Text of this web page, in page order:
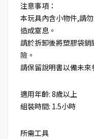
注意事項：
本玩具內含小物件,請
造成窒息。
請於拆卸後將塑膠袋
險。
請保留說明書以備未來
適用年齡: 8歲以上
組裝時間: 1.5小時
所需工具